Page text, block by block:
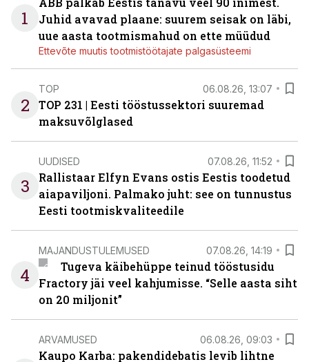
1
Juhid avavad plaane: suurem seisak on läbi,
uue aasta tootmismahud on ette müüdud
Ettevõte muutis tootmistöötajate palgasüsteemi
2
TOP 06.08.26, 13:07
TOP 231 | Eesti tööstussektori suuremad
maksuvõlglased
3
UUDISED 07.08.26, 11:52
Rallistaar Elfyn Evans ostis Eestis toodetud
aiapaviljoni. Palmako juht: see on tunnustus
Eesti tootmiskvaliteedile
4
MAJANDUSTULEMUSED 07.08.26, 14:19
Tugeva käibehüppe teinud tööstusidu
Fractory jäi veel kahjumisse. “Selle aasta siht
on 20 miljonit”
ARVAMUSED 06.08.26, 09:03
Kaupo Karba: pakendidebatis levib lihtne